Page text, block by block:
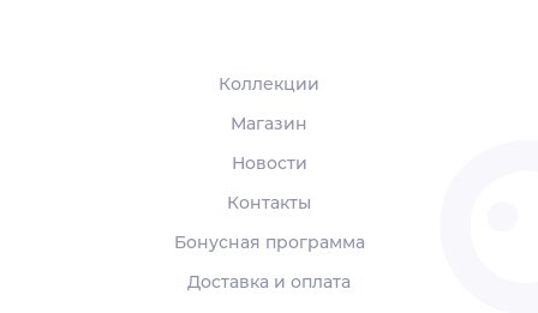
Коллекции
Магазин
Новости
Контакты
Бонусная программа
Доставка и оплата